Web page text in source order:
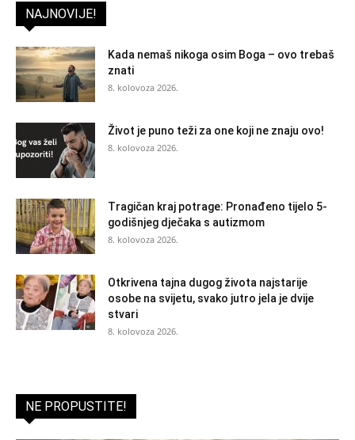
NAJNOVIJE!
Kada nemaš nikoga osim Boga – ovo trebaš
znati
8. kolovoza 2026.
Život je puno teži za one koji ne znaju ovo!
8. kolovoza 2026.
Tragičan kraj potrage: Pronađeno tijelo 5-
godišnjeg dječaka s autizmom
8. kolovoza 2026.
Otkrivena tajna dugog života najstarije
osobe na svijetu, svako jutro jela je dvije
stvari
8. kolovoza 2026.
NE PROPUSTITE!